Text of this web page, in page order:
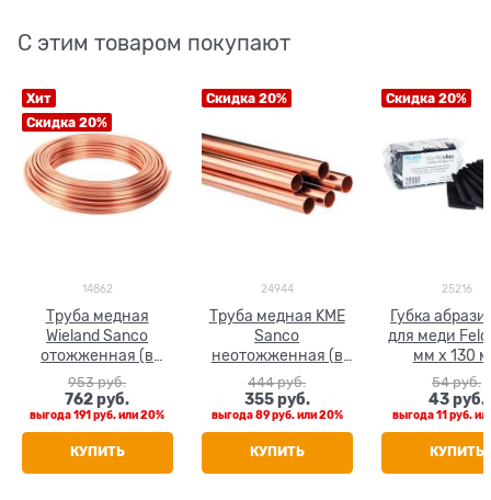
С этим товаром покупают
Хит
Скидка 20%
14862
Труба медная
Wieland Sanco
отожженная (в
бухтах) 12 x 1.0
953 руб.
762 руб.
выгода191 руб.или20%
КУПИТЬ
Скидка 20%
24944
Труба медная KME
Sanco
неотожженная (в
штанге 5 м) 12 x 1.0
444 руб.
355 руб.
выгода89 руб.или20%
КУПИТЬ
Скидка 20%
25216
Губка
для меди
мм х 130
54 руб.
43 руб.
выгода11 руб.
КУПИТЬ